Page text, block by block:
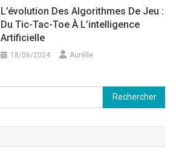
L’évolution Des Algorithmes De Jeu :
Du Tic-Tac-Toe À L’intelligence
Artificielle
18/06/2024 Aurélie
Rechercher :